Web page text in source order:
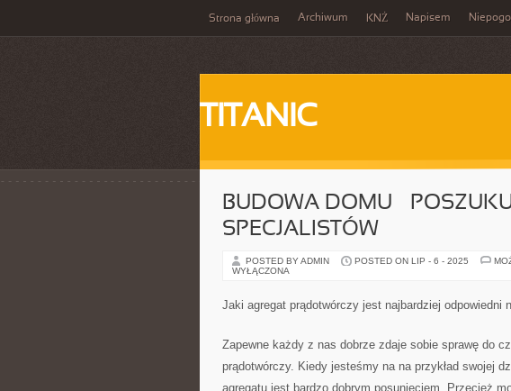
Strona główna Archiwum KNŻ Napisem
TITANIC
BUDOWA DOMU –
SPECJALISTÓW
POSTED BY ADMIN POSTED ON LIP - 6 - 2025
WYŁĄCZONA
Jaki agregat prądotwórczy jest najbardziej odpowiedni
Zapewne każdy z nas dobrze zdaje sobie sprawę do
prądotwórczy. Kiedy jesteśmy na na przykład swojej
agregatu jest bardzo dobrym posunięciem. Przecież